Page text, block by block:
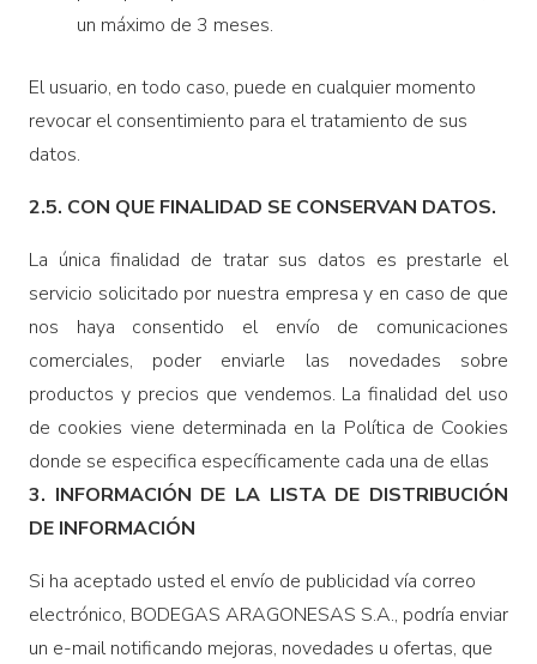
un máximo de 3 meses.
El usuario, en todo caso, puede en cualquier momento
revocar el consentimiento para el tratamiento de sus
datos.
2.5. CON QUE FINALIDAD SE CONSERVAN DATOS.
La única finalidad de tratar sus datos es prestarle el
servicio solicitado por nuestra empresa y en caso de que
nos haya consentido el envío de comunicaciones
comerciales, poder enviarle las novedades sobre
productos y precios que vendemos. La finalidad del uso
de cookies viene determinada en la Política de Cookies
donde se especifica específicamente cada una de ellas
3. INFORMACIÓN DE LA LISTA DE DISTRIBUCIÓN
DE INFORMACIÓN
Si ha aceptado usted el envío de publicidad vía correo
electrónico, BODEGAS ARAGONESAS S.A., podría enviar
un e-mail notificando mejoras, novedades u ofertas, que